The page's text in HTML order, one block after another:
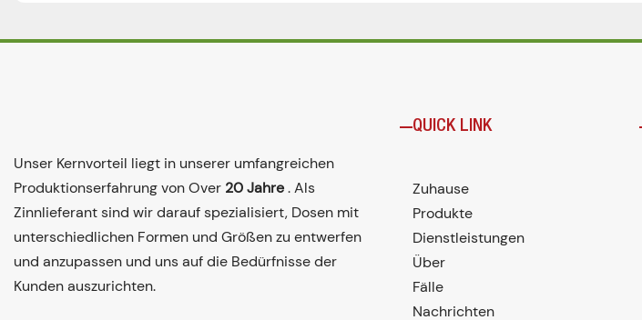
Unser Kernvorteil liegt in unserer umfangreichen
Produktionserfahrung von Over 20 Jahre. Als
Zinnlieferant sind wir darauf spezialisiert, Dosen mit
unterschiedlichen Formen und Größen zu entwerfen
und anzupassen und uns auf die Bedürfnisse der
Kunden auszurichten.
QUICK LINK
Zuhause
Produkte
Dienstleistungen
Über
Fälle
Nachrichten